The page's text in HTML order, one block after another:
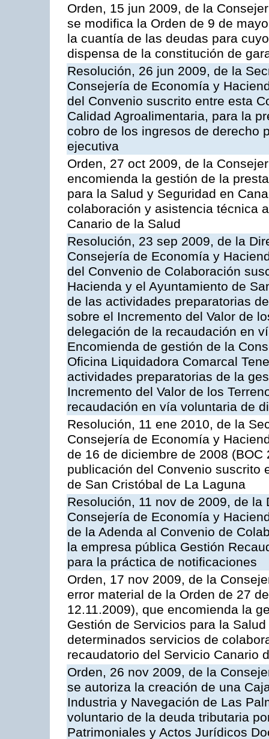
Orden, 15 jun 2009, de la
se modifica la Orden de 9 de
la cuantía de las deudas para
dispensa de la constitución de
Resolución, 26 jun 2009, de la
Consejería de Economía y
del Convenio suscrito entre esta
Calidad Agroalimentaria, para la
cobro de los ingresos de derecho
ejecutiva
Orden, 27 oct 2009, de la
encomienda la gestión de la
para la Salud y Seguridad en
colaboración y asistencia técnica
Canario de la Salud
Resolución, 23 sep 2009, de la
Consejería de Economía y
del Convenio de Colaboración
Hacienda y el Ayuntamiento de
de las actividades preparatorias
sobre el Incremento del Valor de
delegación de la recaudación en
Encomienda de gestión de la
Oficina Liquidadora Comarcal
actividades preparatorias de la
Incremento del Valor de los
recaudación en vía voluntaria de
Resolución, 11 ene 2010, de la
Consejería de Economía y
de 16 de diciembre de 2008
publicación del Convenio suscrito
de San Cristóbal de La Laguna
Resolución, 11 nov de 2009, de
Consejería de Economía y
de la Adenda al Convenio de
la empresa pública Gestión
para la práctica de notificaciones
Orden, 17 nov 2009, de la
error material de la Orden de 27
12.11.2009), que encomienda la
Gestión de Servicios para la
determinados servicios de
recaudatorio del Servicio Canario
Orden, 26 nov 2009, de la
se autoriza la creación de una
Industria y Navegación de Las
voluntario de la deuda tributaria
Patrimoniales y Actos Jurídicos